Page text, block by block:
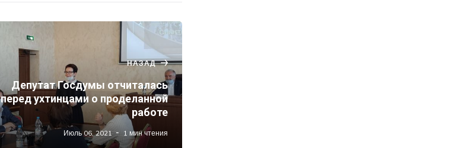
НАЗАД
Депутат Госдумы отчиталась
перед ухтинцами о проделанной
работе
Июль 06, 2021 1 мин чтения